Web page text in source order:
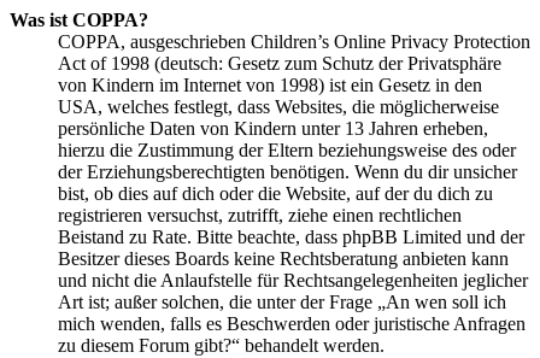
Was ist COPPA?
COPPA, ausgeschrieben Children’s Online Privacy Protection
Act of 1998 (deutsch: Gesetz zum Schutz der Privatsphäre
von Kindern im Internet von 1998) ist ein Gesetz in den
USA, welches festlegt, dass Websites, die möglicherweise
persönliche Daten von Kindern unter 13 Jahren erheben,
hierzu die Zustimmung der Eltern beziehungsweise des oder
der Erziehungsberechtigten benötigen. Wenn du dir unsicher
bist, ob dies auf dich oder die Website, auf der du dich zu
registrieren versuchst, zutrifft, ziehe einen rechtlichen
Beistand zu Rate. Bitte beachte, dass phpBB Limited und der
Besitzer dieses Boards keine Rechtsberatung anbieten kann
und nicht die Anlaufstelle für Rechtsangelegenheiten jeglicher
Art ist; außer solchen, die unter der Frage „An wen soll ich
mich wenden, falls es Beschwerden oder juristische Anfragen
zu diesem Forum gibt?“ behandelt werden.